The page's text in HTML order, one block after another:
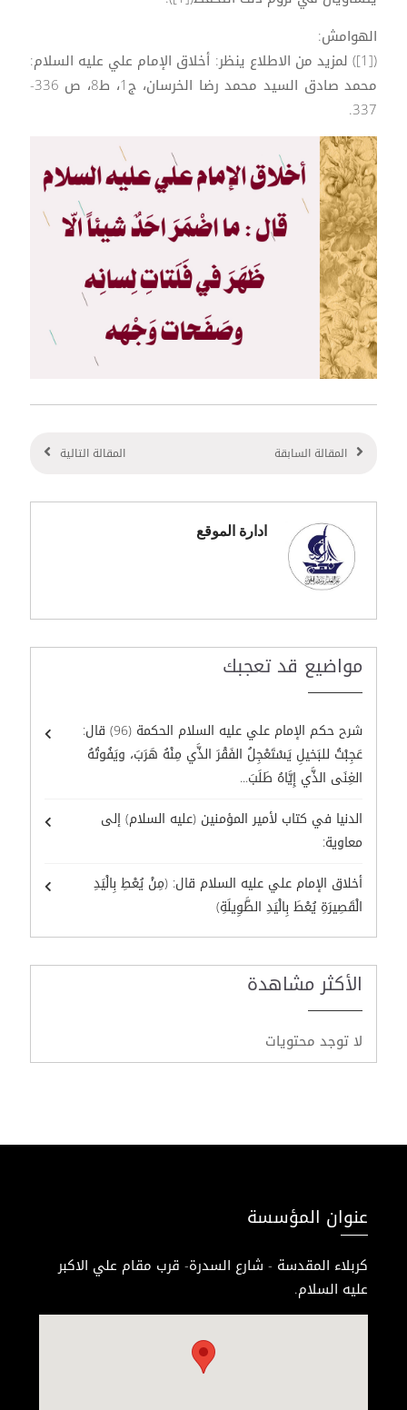
الهوامش:
([1]) لمزيد من الاطلاع ينظر: أخلاق الإمام علي عليه السلام:
محمد صادق السيد محمد رضا الخرسان، ج1، ط8، ص 336-
337.
المقالة السابقة المقالة التالية
ادارة الموقع
مواضيع قد تعجبك
شرح حكم الإمام علي عليه السلام الحكمة (96) قال:
عَجِبْتُ للبَخيلِ يَسْتَعْجِلُ الفَقْرَ الذَّي مِنْهُ هَرَبَ، ويَفُوتُهُ
الغِنَى الذَّي إِيَّاهُ طَلَبَ...
الدنيا في كتاب لأمير المؤمنين (عليه السلام) إلى
معاوية:
أخلاق الإمام علي عليه السلام قال: (مِنْ يُعْطِ بِالْيَدِ
الْقَصِيرَةِ يُعْطَ بِالْيَدِ الطَّوِيلَةِ)
الأكثر مشاهدة
لا توجد محتويات
عنوان المؤسسة
كربلاء المقدسة - شارع السدرة- قرب مقام علي الاكبر
عليه السلام.